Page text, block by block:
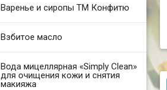
Варенье и сиропы ТМ Конфитю
Взбитое масло
Вода мицеллярная «Simply Clean»
для очищения кожи и снятия
макияжа